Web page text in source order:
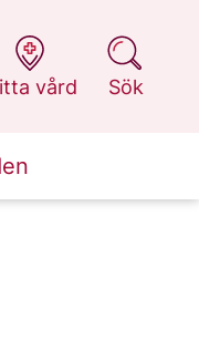
vård
1177.se
Sök
på 1177.se